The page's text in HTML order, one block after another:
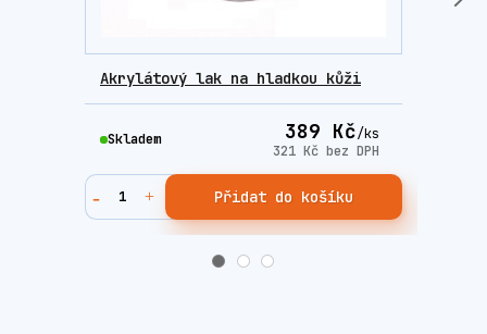
Akrylátový lak na hladkou kůži
389 Kč/ks
321 Kč bez DPH
Skladem
Přidat do košíku